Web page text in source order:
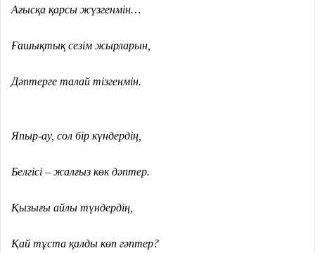
Ағысқа қарсы жүзгенмін…
Ғашықтық сезім жырларын,
Дәптерге талай тізгенмін.
Япыр-ау, сол бір күндердің,
Белгісі – жалғыз көк дәптер.
Қызығы айлы түндердің,
Қай тұста қалды көп гәптер?